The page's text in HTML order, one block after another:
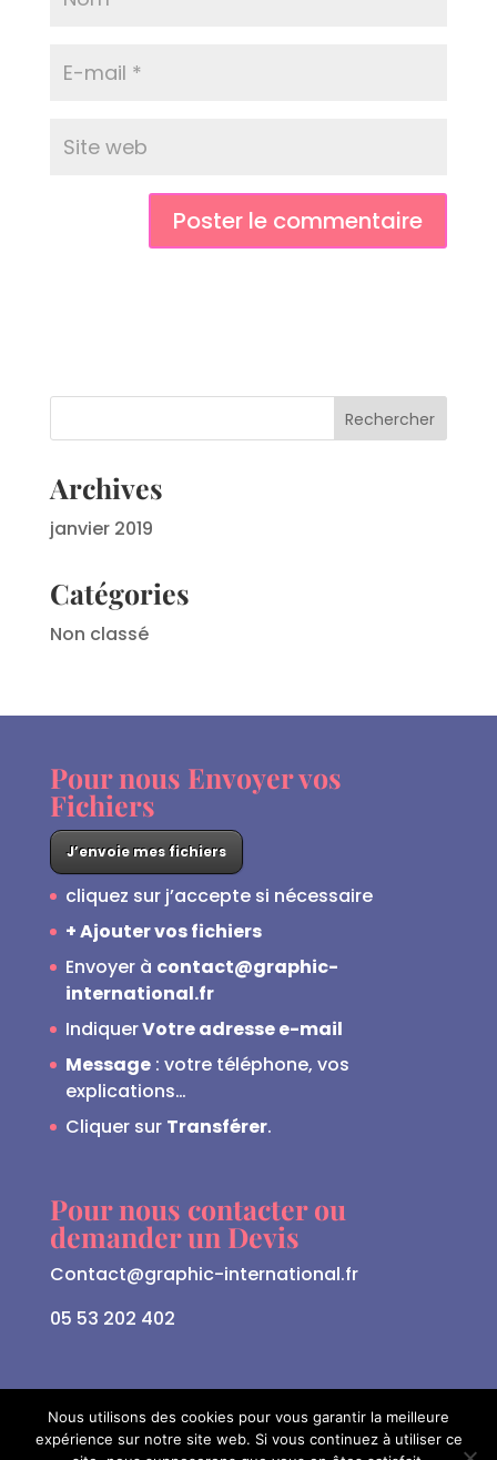
Archives
janvier 2019
Catégories
Non classé
Pour nous Envoyer vos
Fichiers
J’envoie mes fichiers
cliquez sur j’accepte si nécessaire
+ Ajouter vos fichiers
Envoyer à contact@graphic-
international.fr
IndiquerVotre adresse e-mail
Message: votre téléphone, vos
explications…
Cliquer sur Transférer.
Pour nous contacter ou
demander un Devis
Contact@graphic-international.fr
05 53 202 402
Nous utilisons des cookies pour vous garantir la meilleure
expérience sur notre site web. Si vous continuez à utiliser ce